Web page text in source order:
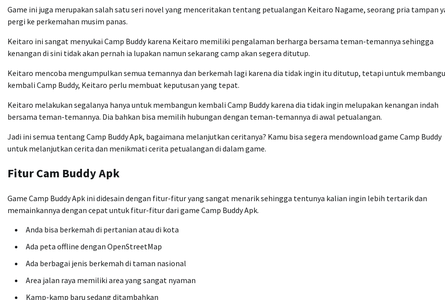
Game ini juga merupakan salah satu seri novel yang menceritakan tentang petualangan Keitaro Nagame, seorang pria tampan
pergi ke perkemahan musim panas.
Keitaro ini sangat menyukai Camp Buddy karena Keitaro memiliki pengalaman berharga bersama teman-temannya sehingga
kenangan di sini tidak akan pernah ia lupakan namun sekarang camp akan segera ditutup.
Keitaro mencoba mengumpulkan semua temannya dan berkemah lagi karena dia tidak ingin itu ditutup, tetapi untuk
kembali Camp Buddy, Keitaro perlu membuat keputusan yang tepat.
Keitaro melakukan segalanya hanya untuk membangun kembali Camp Buddy karena dia tidak ingin melupakan kenangan indah
bersama teman-temannya. Dia bahkan bisa memilih hubungan dengan teman-temannya di awal petualangan.
Jadi ini semua tentang Camp Buddy Apk, bagaimana melanjutkan ceritanya? Kamu bisa segera mendownload game Camp Buddy
untuk melanjutkan cerita dan menikmati cerita petualangan di dalam game.
Fitur Cam Buddy Apk
Game Camp Buddy Apk ini didesain dengan fitur-fitur yang sangat menarik sehingga tentunya kalian ingin lebih tertarik dan
memainkannya dengan cepat untuk fitur-fitur dari game Camp Buddy Apk.
Anda bisa berkemah di pertanian atau di kota
Ada peta offline dengan OpenStreetMap
Ada berbagai jenis berkemah di taman nasional
Area jalan raya memiliki area yang sangat nyaman
Kamp-kamp baru sedang ditambahkan